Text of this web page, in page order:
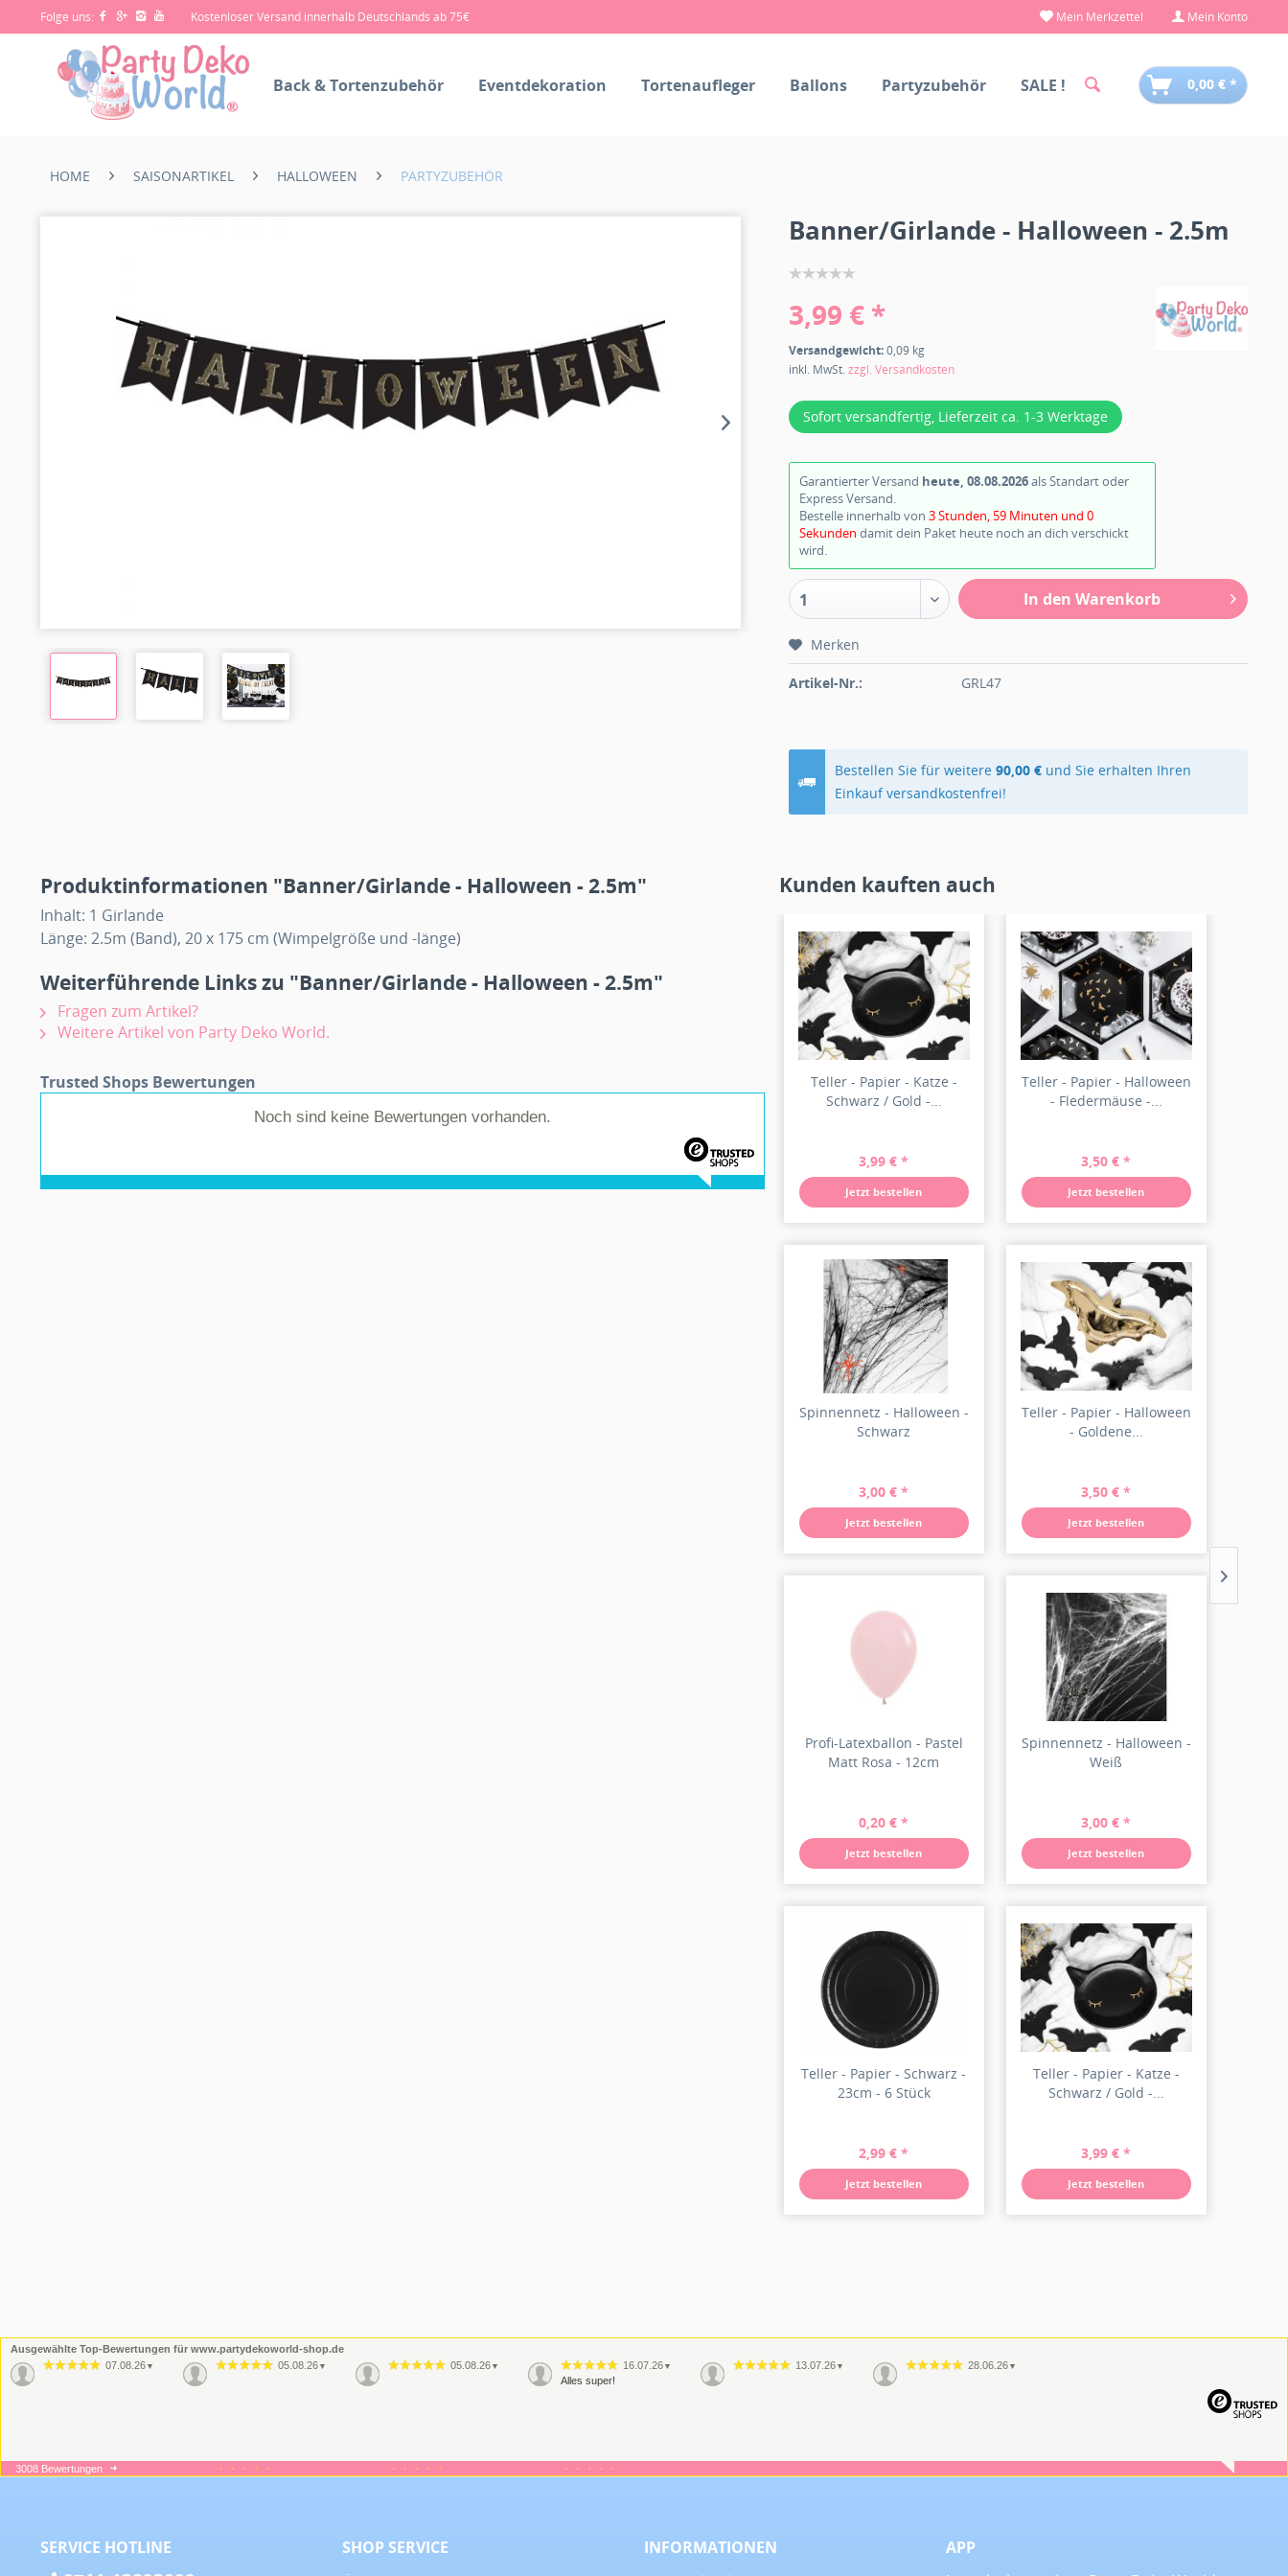
Folge uns: Kostenloser Versand innerhalb Deutschlands ab 75€ Mein Merkzettel Mein Konto
Back & Tortenzubehör Eventdekoration Tortenaufleger Ballons Partyzubehör SALE ! 0,00 € *
HOME SAISONARTIKEL HALLOWEEN PARTYZUBEHÖR
Banner/Girlande - Halloween - 2.5m
3,99 € *
Versandgewicht:0,09 kg
inkl. MwSt.zzgl. Versandkosten
Sofort versandfertig, Lieferzeit ca. 1-3 Werktage
Garantierter Versand heute, 08.08.2026als Standart oder
Express Versand.
Bestelle innerhalb von3 Stunden, 58 Minuten und 59
Sekunden damit dein Paket heute noch an dich verschickt
wird.
1 In den Warenkorb
Merken
Artikel-Nr.: GRL47
Bestellen Sie für weitere90,00 € und Sie erhalten Ihren
Einkauf versandkostenfrei!
Produktinformationen "Banner/Girlande - Halloween - 2.5m"
Inhalt: 1 Girlande
Länge: 2.5m (Band), 20 x 175 cm (Wimpelgröße und -länge)
Weiterführende Links zu "Banner/Girlande - Halloween - 2.5m"
Fragen zum Artikel?
Weitere Artikel von Party Deko World.
Trusted Shops Bewertungen
Noch sind keine Bewertungen vorhanden.
Kunden kauften auch
Teller - Papier - Katze -
Schwarz / Gold -...
3,99 € *
Jetzt bestellen
Teller - Papier - Halloween
- Fledermäuse -...
3,50 € *
Jetzt bestellen
Spinnennetz - Halloween -
Schwarz
3,00 € *
Jetzt bestellen
Teller - Papier - Halloween
- Goldene...
3,50 € *
Jetzt bestellen
Profi-Latexballon - Pastel
Matt Rosa - 12cm
0,20 € *
Jetzt bestellen
Spinnennetz - Halloween -
Weiß
3,00 € *
Jetzt bestellen
Teller - Papier - Schwarz -
23cm - 6 Stück
2,99 € *
Jetzt bestellen
Teller - Papier - Katze -
Schwarz / Gold -...
3,99 € *
Jetzt bestellen
Ausgewählte Top-Bewertungen für www.partydekoworld-shop.de
07.08.26 ▼ 05.08.26 ▼ 05.08.26 ▼ 16.07.26 ▼
Alles super!
13.07.26 ▼ 28.06.26 ▼
16.06.26▼ 09.06.26▼ 08.06.26▼ 29.05.26▼
3008 Bewertungen
SERVICE HOTLINE
SHOP SERVICE
INFORMATIONEN
APP